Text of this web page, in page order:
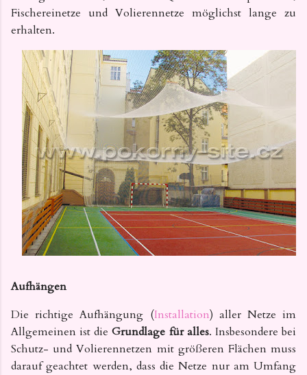
Fischereinetze und Volierennetze möglichst lange zu
erhalten.
Aufhängen
Die richtige Aufhängung (Installation) aller Netze im
Allgemeinen ist dieGrundlage für alles. Insbesondere bei
Schutz- und Volierennetzen mit größeren Flächen muss
darauf geachtet werden, dass die Netze nur am Umfang